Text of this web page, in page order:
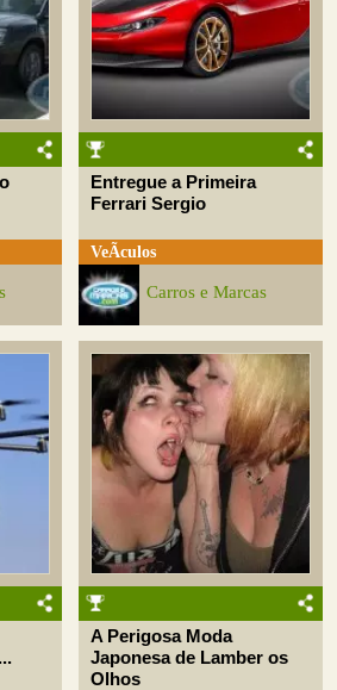
Entregue a Primeira
Ferrari Sergio
VeÃ­culos
Carros e Marcas
A Perigosa Moda
Japonesa de Lamber os
Olhos